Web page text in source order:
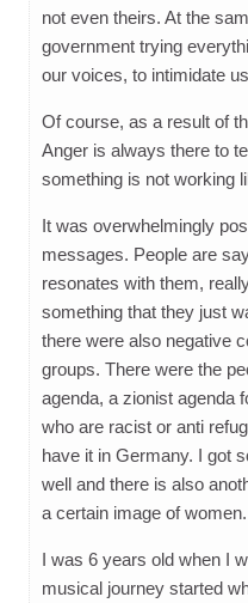
not even theirs. At the
government trying
our voices, to intimidate
Of course, as a result of
Anger is always there to
something is not working
It was overwhelmingly
messages. People are
resonates with them,
something that they just
there were also negative
groups. There were the
agenda, a zionist agenda
who are racist or anti
have it in Germany. I got
well and there is also
a certain image of women.
I was 6 years old when I
musical journey started